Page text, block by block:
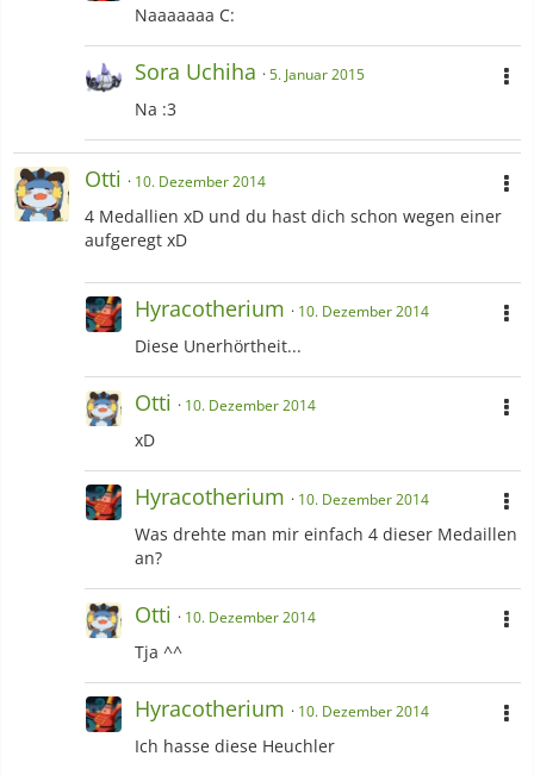
Naaaaaaa C:
Sora Uchiha 5. Januar 2015
Na :3
Otti 10. Dezember 2014
4 Medallien xD und du hast dich schon wegen einer
aufgeregt xD
Hyracotherium 10. Dezember 2014
Diese Unerhörtheit...
Otti 10. Dezember 2014
xD
Hyracotherium 10. Dezember 2014
Was drehte man mir einfach 4 dieser Medaillen
an?
Otti 10. Dezember 2014
Tja ^^
Hyracotherium 10. Dezember 2014
Ich hasse diese Heuchler